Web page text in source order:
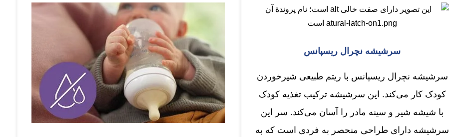
سرشیشه نچرال ریسپانس
سرشیشه نچرال ریسپانس با ریتم طبیعی شیرخوردن
کودک کار می‌کند. این سرشیشه ترکیب تغذیه کودک
با شیشه شیر و سینه مادر را آسان می‌کند. سر این
سرشیشه دارای طراحی منحصر به فردی است که به